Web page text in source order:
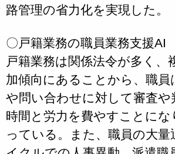
路管理の省力化を実現した。
〇戸籍業務の職員業務支援AI
戸籍業務は関係法令が多く、
加傾向にあることから、職員
や問い合わせに対して審査や
時間と労力を費やすことにな
っている。また、職員の大量